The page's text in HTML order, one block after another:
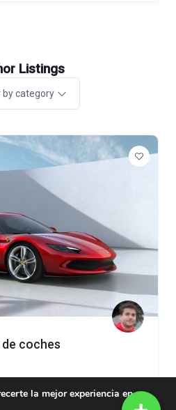
Listings
by category
de coches
la mejor experiencia en